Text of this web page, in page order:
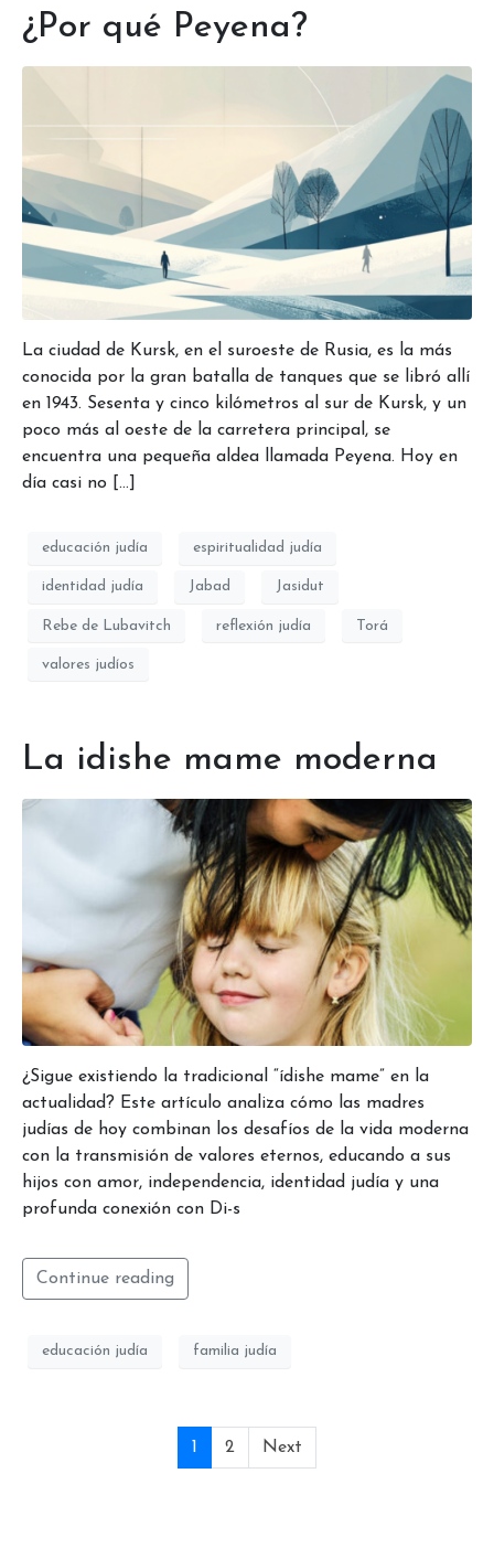
¿Por qué Peyena?
La ciudad de Kursk, en el suroeste de Rusia, es la más
conocida por la gran batalla de tanques que se libró allí
en 1943. Sesenta y cinco kilómetros al sur de Kursk, y un
poco más al oeste de la carretera principal, se
encuentra una pequeña aldea llamada Peyena. Hoy en
día casi no […]
educación judía espiritualidad judía
identidad judía Jabad Jasidut
Rebe de Lubavitch reflexión judía Torá
valores judíos
La idishe mame moderna
¿Sigue existiendo la tradicional “ídishe mame” en la
actualidad? Este artículo analiza cómo las madres
judías de hoy combinan los desafíos de la vida moderna
con la transmisión de valores eternos, educando a sus
hijos con amor, independencia, identidad judía y una
profunda conexión con Di-s
Continue reading
educación judía familia judía
1 2 Next